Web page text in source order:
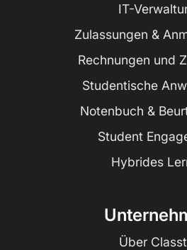
IT-
Zulassungen &
Rechnungen und
Studentische
Notenbuch &
Student
Hybrides
Über